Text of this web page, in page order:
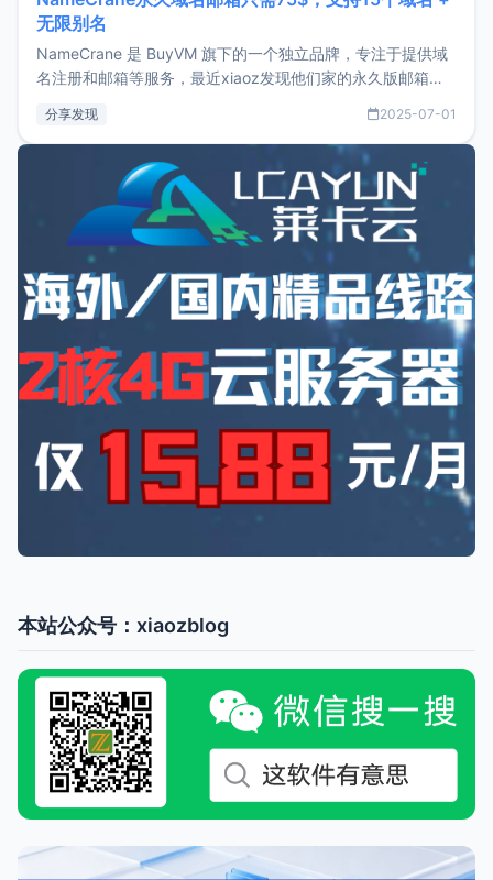
无限别名
NameCrane 是 BuyVM 旗下的一个独立品牌，专注于提供域
名注册和邮箱等服务，最近xiaoz发现他们家的永久版邮箱服
又实惠的域名邮箱，不妨尝试一下 NameCrane。注册
NameCraneNameCrane不支持直接注册，必须要购买
分享发现 2025-07-01
本站公众号：xiaozblog